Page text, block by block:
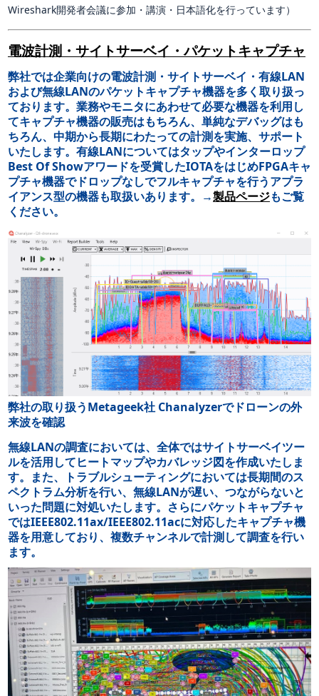
Wireshark開発者会議に参加・講演・日本語化を行っています）
電波計測・サイトサーベイ・パケットキャプチャ
弊社では企業向けの電波計測・サイトサーベイ・有線LAN
および無線LANのパケットキャプチャ機器を多く取り扱っ
ております。業務やモニタにあわせて必要な機器を利用し
てキャプチャ機器の販売はもちろん、単純なデバッグはも
ちろん、中期から長期にわたっての計測を実施、サポート
いたします。有線LANについてはタップやインターロップ
Best Of Showアワードを受賞したIOTAをはじめFPGAキャ
プチャ機器でドロップなしでフルキャプチャを行うアプラ
イアンス型の機器も取扱いあります。→製品ページもご覧
ください。
弊社の取り扱うMetageek社 Chanalyzerでドローンの外
来波を確認
無線LANの調査においては、全体ではサイトサーベイツー
ルを活用してヒートマップやカバレッジ図を作成いたしま
す。また、トラブルシューティングにおいては長期間のス
ペクトラム分析を行い、無線LANが遅い、つながらないと
いった問題に対処いたします。さらにパケットキャプチャ
ではIEEE802.11ax/IEEE802.11acに対応したキャプチャ機
器を用意しており、複数チャンネルで計測して調査を行い
ます。